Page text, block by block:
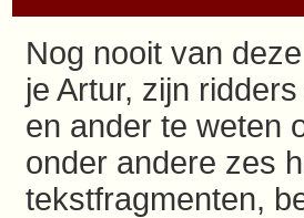
Nog nooit van
je Artur, zijn
en ander te weten
onder andere zes
tekstfragmenten,